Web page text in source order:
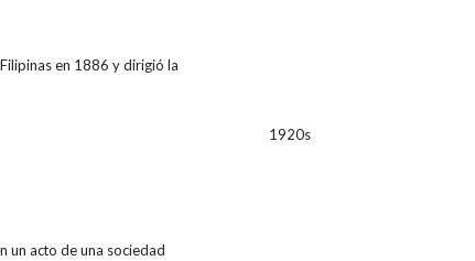
en 1886 y dirigió la
1920s
un acto de una sociedad